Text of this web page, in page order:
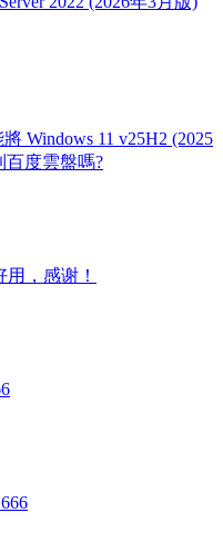
將 Windows 11 v25H2 (2025
百度雲盤嗎?
用，感谢！